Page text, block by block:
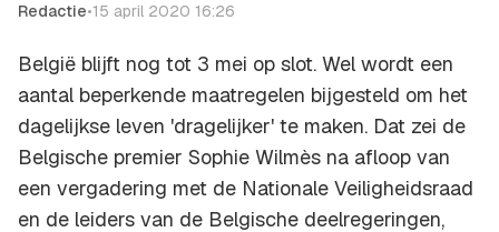
Redactie•15 april 2020 16:26
België blijft nog tot 3 mei op slot. Wel wordt een
aantal beperkende maatregelen bijgesteld om het
dagelijkse leven 'dragelijker' te maken. Dat zei de
Belgische premier Sophie Wilmès na afloop van
een vergadering met de Nationale Veiligheidsraad
en de leiders van de Belgische deelregeringen,